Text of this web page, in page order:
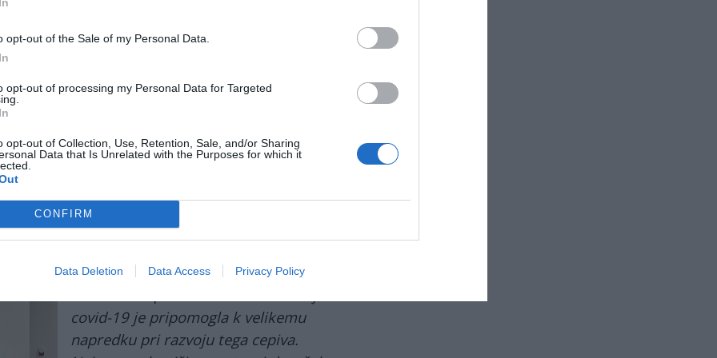
opt-out of the Sale of my Personal Data.
opt-out of processing my Personal Data for Targeted
opt-out of Collection, Use, Retention, Sale, and/or Sharing
Data that Is Unrelated with the Purposes for which it
CONFIRM
Data Deletion Data Access Privacy Policy
vsakemu pacientu in razvito s pomočjo
inteligenca uporabljena za analizo
za zdravilo, ki ga bodo nato
prilagojenega cepivav približno enem
Na vprašanje, kako dolgo že delajo na
cepivu in kako so prišli do tega odkritja
Ginzburg dejal, da bo »njegov odgovor
covid-19 je pripomogla k velikemu
napredku pri razvoju tega cepiva.